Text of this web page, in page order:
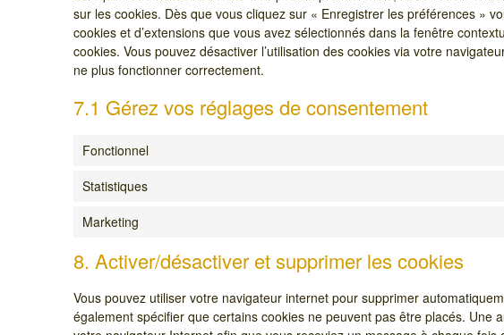
sur les cookies. Dès que vous cliquez sur « Enregistrer les préférences »
cookies et d’extensions que vous avez sélectionnés dans la fenêtre
cookies. Vous pouvez désactiver l’utilisation des cookies via votre
ne plus fonctionner correctement.
7.1 Gérez vos réglages de consentement
Fonctionnel
Statistiques
Marketing
8. Activer/désactiver et supprimer les cookies
Vous pouvez utiliser votre navigateur internet pour supprimer
également spécifier que certains cookies ne peuvent pas être placés. Une